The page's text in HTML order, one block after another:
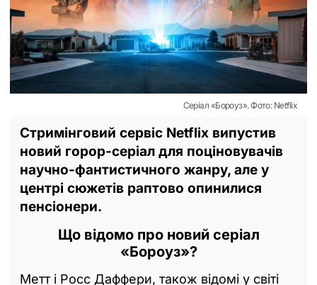
Серіал «Бороуз». Фото: Netflix
Стримінговий сервіс Netflix випустив
новий горор-серіал для поціновувачів
научно-фантистичного жанру, але у
центрі сюжетів раптово опинилися
пенсіонери.
Що відомо про новий серіал
«Бороуз»?
Метт і Росс Даффери, також відомі у світі